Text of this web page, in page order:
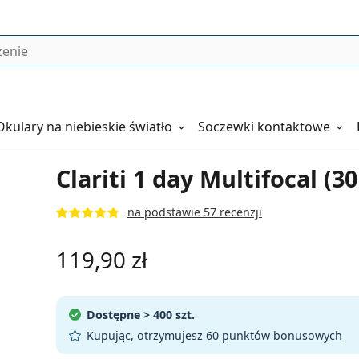
Soczewki kontaktowe
na niebieskie światło
Clariti 1 day Multifocal
na podstawie 57 recenzji
119,90 zł
Dostępne > 400 szt.
Kupując, otrzymujesz 60 punktów bonusowych